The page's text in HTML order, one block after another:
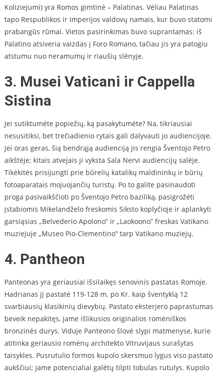
Koliziejumi) yra Romos gimtinė – Palatinas. Vėliau Palatinas
tapo Respublikos ir Imperijos valdovų namais, kur buvo statomi
prabangūs rūmai. Vietos pasirinkimas buvo suprantamas: iš
Palatino atsiveria vaizdas į Foro Romano, tačiau jis yra patogiu
atstumu nuo neramumų ir riaušių slėnyje.
3. Musei Vaticani ir Cappella
Sistina
Jei sutiktumėte popiežių, ką pasakytumėte? Na, tikriausiai
nesusitiksi, bet trečiadienio rytais gali dalyvauti jo audiencijoje.
Jei oras geras, šią bendrąją audienciją jis rengia Šventojo Petro
aikštėje; kitais atvejais ji vyksta Sala Nervi audiencijų salėje.
Tikėkitės prisijungti prie būrelių katalikų maldininkų ir būrių
fotoaparatais mojuojančių turistų. Po to galite pasinaudoti
proga pasivaikščioti po Šventojo Petro baziliką, pasigrožėti
įstabiomis Mikelandželo freskomis Siksto koplyčioje ir aplankyti
garsiąsias „Belvederio Apolono” ir „Laokoono” freskas Vatikano
muziejuje „Museo Pio-Clementino” tarp Vatikano muziejų.
4. Pantheon
Panteonas yra geriausiai išsilaikęs senovinis pastatas Romoje.
Hadrianas jį pastatė 119-128 m. po Kr. kaip šventyklą 12
svarbiausių klasikinių dievybių. Pastato eksterjero paprastumas
beveik nepakitęs, jame išlikusios originalios romėniškos
bronzinės durys. Viduje Panteono šlovė slypi matmenyse, kurie
atitinka geriausio romėnų architekto Vitruvijaus surašytas
taisykles. Pusrutulio formos kupolo skersmuo lygus viso pastato
aukščiui; jame potencialiai galėtų tilpti tobulas rutulys. Kupolo